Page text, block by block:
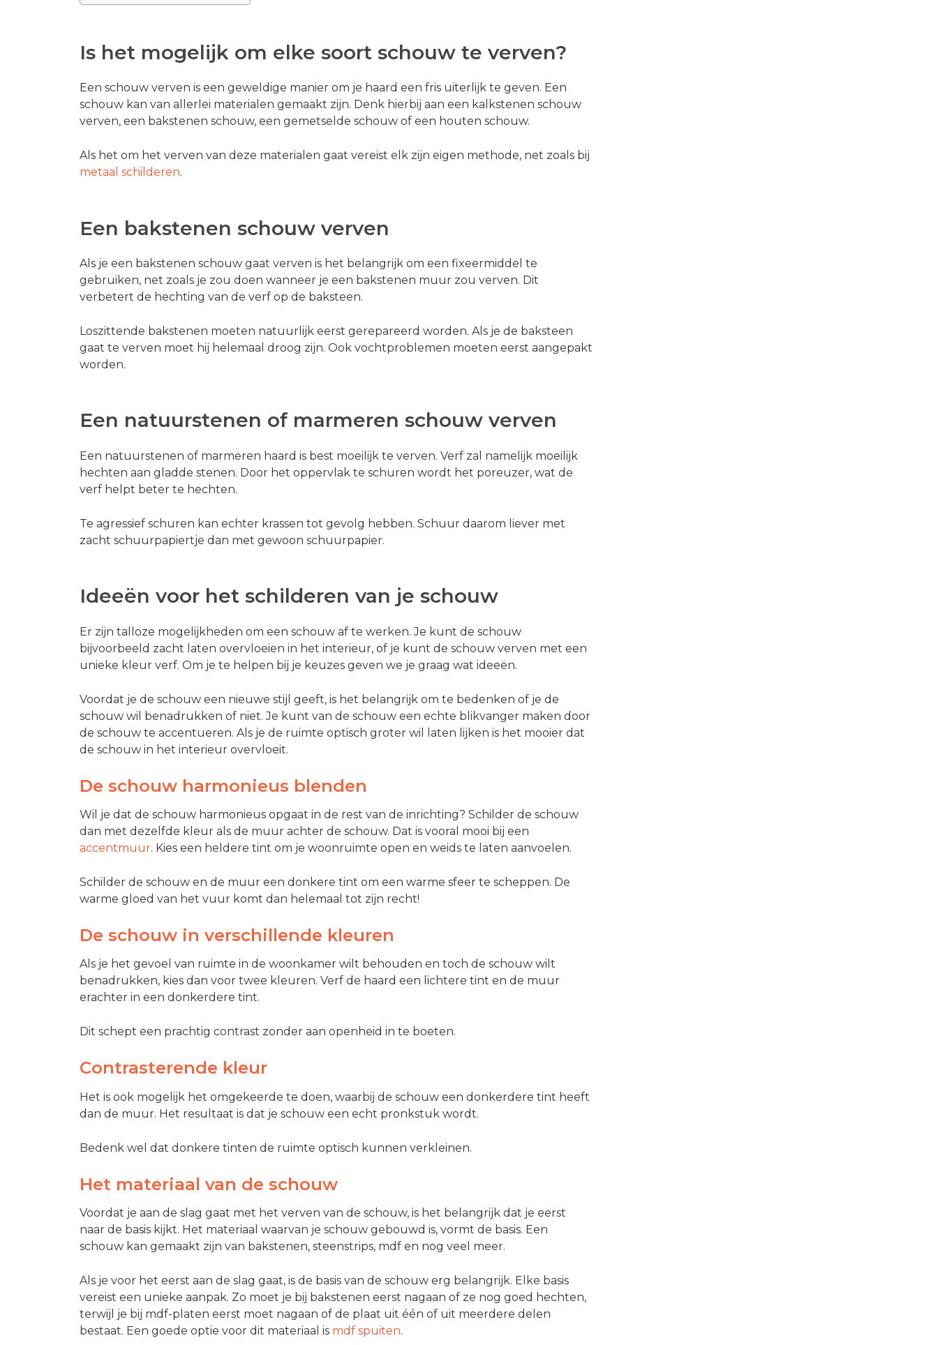
Is het mogelijk om elke soort schouw te verven?
Een schouw verven is een geweldige manier om je haard een fris uiterlijk te geven. Een
schouw kan van allerlei materialen gemaakt zijn. Denk hierbij aan een kalkstenen schouw
verven, een bakstenen schouw, een gemetselde schouw of een houten schouw.
Als het om het verven van deze materialen gaat vereist elk zijn eigen methode, net zoals bij
metaal schilderen.
Een bakstenen schouw verven
Als je een bakstenen schouw gaat verven is het belangrijk om een fixeermiddel te
gebruiken, net zoals je zou doen wanneer je een bakstenen muur zou verven. Dit
verbetert de hechting van de verf op de baksteen.
Loszittende bakstenen moeten natuurlijk eerst gerepareerd worden. Als je de baksteen
gaat te verven moet hij helemaal droog zijn. Ook vochtproblemen moeten eerst aangepakt
worden.
Een natuurstenen of marmeren schouw verven
Een natuurstenen of marmeren haard is best moeilijk te verven. Verf zal namelijk moeilijk
hechten aan gladde stenen. Door het oppervlak te schuren wordt het poreuzer, wat de
verf helpt beter te hechten.
Te agressief schuren kan echter krassen tot gevolg hebben. Schuur daarom liever met
zacht schuurpapiertje dan met gewoon schuurpapier.
Ideeën voor het schilderen van je schouw
Er zijn talloze mogelijkheden om een schouw af te werken. Je kunt de schouw
bijvoorbeeld zacht laten overvloeien in het interieur, of je kunt de schouw verven met een
unieke kleur verf. Om je te helpen bij je keuzes geven we je graag wat ideeën.
Voordat je de schouw een nieuwe stijl geeft, is het belangrijk om te bedenken of je de
schouw wil benadrukken of niet. Je kunt van de schouw een echte blikvanger maken door
de schouw te accentueren. Als je de ruimte optisch groter wil laten lijken is het mooier dat
de schouw in het interieur overvloeit.
De schouw harmonieus blenden
Wil je dat de schouw harmonieus opgaat in de rest van de inrichting? Schilder de schouw
dan met dezelfde kleur als de muur achter de schouw. Dat is vooral mooi bij een
accentmuur. Kies een heldere tint om je woonruimte open en weids te laten aanvoelen.
Schilder de schouw en de muur een donkere tint om een warme sfeer te scheppen. De
warme gloed van het vuur komt dan helemaal tot zijn recht!
De schouw in verschillende kleuren
Als je het gevoel van ruimte in de woonkamer wilt behouden en toch de schouw wilt
benadrukken, kies dan voor twee kleuren. Verf de haard een lichtere tint en de muur
erachter in een donkerdere tint.
Dit schept een prachtig contrast zonder aan openheid in te boeten.
Contrasterende kleur
Het is ook mogelijk het omgekeerde te doen, waarbij de schouw een donkerdere tint heeft
dan de muur. Het resultaat is dat je schouw een echt pronkstuk wordt.
Bedenk wel dat donkere tinten de ruimte optisch kunnen verkleinen.
Het materiaal van de schouw
Voordat je aan de slag gaat met het verven van de schouw, is het belangrijk dat je eerst
naar de basis kijkt. Het materiaal waarvan je schouw gebouwd is, vormt de basis. Een
schouw kan gemaakt zijn van bakstenen, steenstrips, mdf en nog veel meer.
Als je voor het eerst aan de slag gaat, is de basis van de schouw erg belangrijk. Elke basis
vereist een unieke aanpak. Zo moet je bij bakstenen eerst nagaan of ze nog goed hechten,
terwijl je bij mdf-platen eerst moet nagaan of de plaat uit één of uit meerdere delen
bestaat. Een goede optie voor dit materiaal is mdf spuiten.